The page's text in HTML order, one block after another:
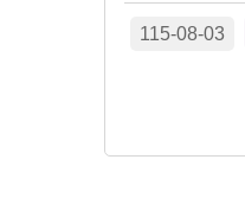
115-08-03